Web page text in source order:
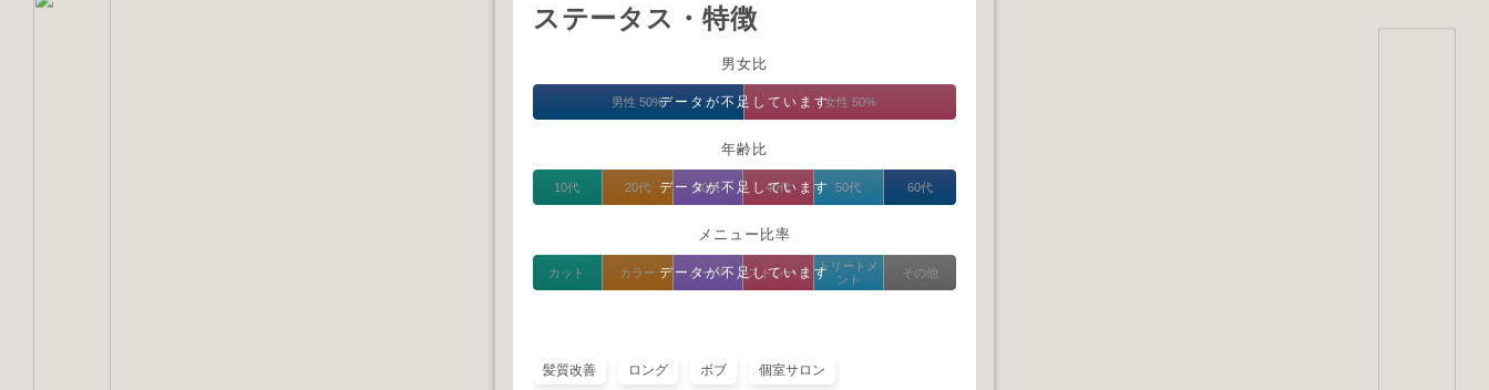
ステータス・特徴
男女比
データが不足しています
男性 50% 女性 50%
年齢比
データが不足しています
10代 20代 30代 40代 50代 60代
メニュー比率
データが不足しています
カット カラー パーマ ストレート
トリートメ
ント
その他
髪質改善 ロング ボブ 個室サロン